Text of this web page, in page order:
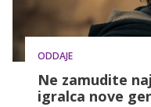
ODDAJE
Ne zamudite
igralca nove